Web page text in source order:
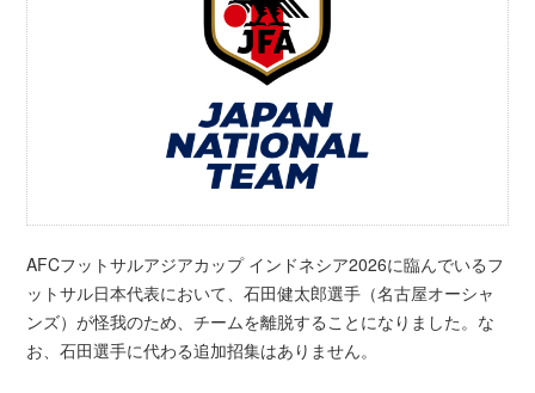
AFCフットサルアジアカップ インドネシア2026に臨んでいるフ
ットサル日本代表において、石田健太郎選手（名古屋オーシャ
ンズ）が怪我のため、チームを離脱することになりました。な
お、石田選手に代わる追加招集はありません。